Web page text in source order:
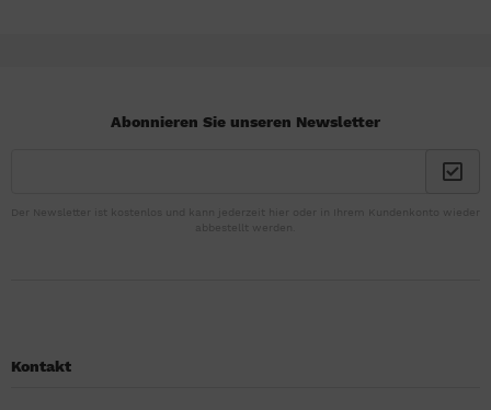
Abonnieren Sie unseren Newsletter
Der Newsletter ist kostenlos und kann jederzeit hier oder in Ihrem Kundenkonto wieder
abbestellt werden.
Kontakt